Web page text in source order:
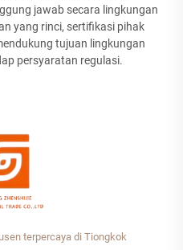
jawab secara lingkungan
yang rinci, sertifikasi pihak
tujuan lingkungan
persyaratan regulasi.
terpercaya di Tiongkok